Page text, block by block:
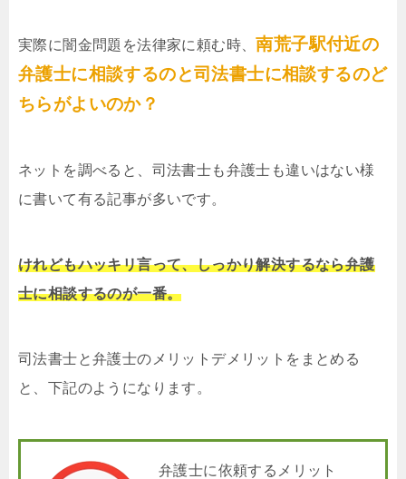
実際に闇金問題を法律家に頼む時、 南荒子駅付近の
弁護士に相談するのと司法書士に相談するのど
ちらがよいのか？
ネットを調べると、司法書士も弁護士も違いはない様
に書いて有る記事が多いです。
けれどもハッキリ言って、しっかり解決するなら弁護
士に相談するのが一番。
司法書士と弁護士のメリットデメリットをまとめる
と、下記のようになります。
弁護士に依頼するメリット